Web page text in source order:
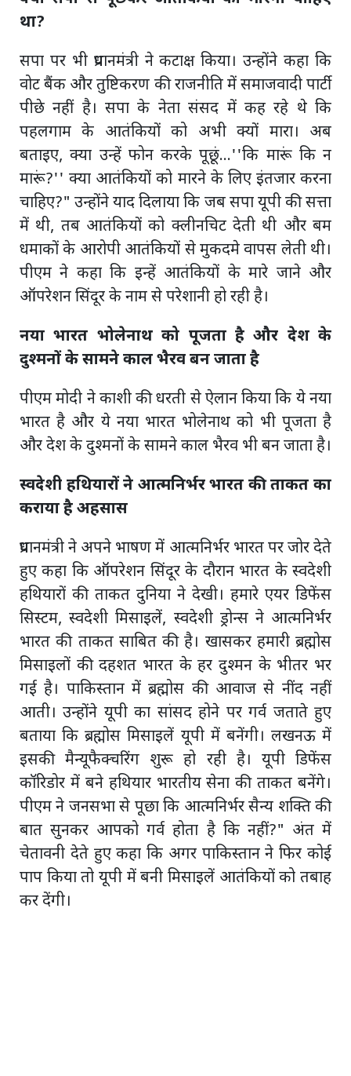
था?
सपा पर भी प्रधानमंत्री ने कटाक्ष किया। उन्होंने कहा कि
वोट बैंक और तुष्टिकरण की राजनीति में समाजवादी पार्टी
पीछे नहीं है। सपा के नेता संसद में कह रहे थे कि
पहलगाम के आतंकियों को अभी क्यों मारा। अब
बताइए, क्या उन्हें फोन करके पूछूं...''कि मारूं कि न
मारूं?'' क्या आतंकियों को मारने के लिए इंतजार करना
चाहिए?" उन्होंने याद दिलाया कि जब सपा यूपी की सत्ता
में थी, तब आतंकियों को क्लीनचिट देती थी और बम
धमाकों के आरोपी आतंकियों से मुकदमे वापस लेती थी।
पीएम ने कहा कि इन्हें आतंकियों के मारे जाने और
ऑपरेशन सिंदूर के नाम से परेशानी हो रही है।
नया भारत भोलेनाथ को पूजता है और देश के
दुश्मनों के सामने काल भैरव बन जाता है
पीएम मोदी ने काशी की धरती से ऐलान किया कि ये नया
भारत है और ये नया भारत भोलेनाथ को भी पूजता है
और देश के दुश्मनों के सामने काल भैरव भी बन जाता है।
स्वदेशी हथियारों ने आत्मनिर्भर भारत की ताकत का
कराया है अहसास
प्रधानमंत्री ने अपने भाषण में आत्मनिर्भर भारत पर जोर देते
हुए कहा कि ऑपरेशन सिंदूर के दौरान भारत के स्वदेशी
हथियारों की ताकत दुनिया ने देखी। हमारे एयर डिफेंस
सिस्टम, स्वदेशी मिसाइलें, स्वदेशी ड्रोन्स ने आत्मनिर्भर
भारत की ताकत साबित की है। खासकर हमारी ब्रह्मोस
मिसाइलों की दहशत भारत के हर दुश्मन के भीतर भर
गई है। पाकिस्तान में ब्रह्मोस की आवाज से नींद नहीं
आती। उन्होंने यूपी का सांसद होने पर गर्व जताते हुए
बताया कि ब्रह्मोस मिसाइलें यूपी में बनेंगी। लखनऊ में
इसकी मैन्यूफैक्चरिंग शुरू हो रही है। यूपी डिफेंस
कॉरिडोर में बने हथियार भारतीय सेना की ताकत बनेंगे।
पीएम ने जनसभा से पूछा कि आत्मनिर्भर सैन्य शक्ति की
बात सुनकर आपको गर्व होता है कि नहीं?" अंत में
चेतावनी देते हुए कहा कि अगर पाकिस्तान ने फिर कोई
पाप किया तो यूपी में बनी मिसाइलें आतंकियों को तबाह
कर देंगी।